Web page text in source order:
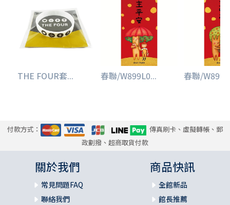
THE FOUR套... 春聯/W899L0... 春聯/
付款方式：
傳真刷卡、虛擬轉帳、郵
政劃撥、超商取貨付款
關於我們
常見問題FAQ
聯絡我們
商品快訊
全館新品
館長推薦